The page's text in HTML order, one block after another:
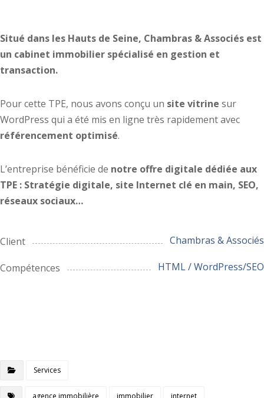
Situé dans les Hauts de Seine, Chambras & Associés est
un cabinet immobilier spécialisé en gestion et
transaction.
Pour cette TPE, nous avons conçu un site vitrine sur
WordPress qui a été mis en ligne très rapidement avec
référencement optimisé.
L’entreprise bénéficie de notre offre digitale dédiée aux
TPE : Stratégie digitale, site Internet clé en main, SEO,
réseaux sociaux…
Client Chambras & Associés
Compétences HTML / WordPress/SEO
Services
agence immobilière immobilier internet